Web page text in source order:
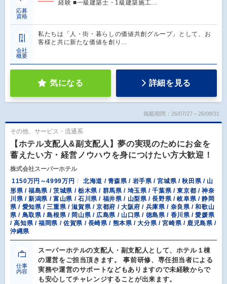
応募
資格
経験 ■一級建築士・1級建築施工…
会社
概要
私たちは「人・街・暮らしの価値共創グループ」として、お
客様と共に新たな価値を創り…
気になる 詳細を見る
掲載期間：26/07/27～26/08/31
その他、サービス・流通系
【ホテル支配人&副支配人】夢の実現のためにお金を
蓄えたい方・経営ノウハウを身につけたい方大歓迎！
株式会社スーパーホテル
1150万円～4999万円
北海道 / 青森県 / 岩手県 / 宮城県 / 秋田県 / 山
形県 / 福島県 / 茨城県 / 栃木県 / 群馬県 / 埼玉県 / 千葉県 / 東京都 / 神奈
川県 / 新潟県 / 富山県 / 石川県 / 福井県 / 山梨県 / 長野県 / 岐阜県 / 静岡
県 / 愛知県 / 三重県 / 滋賀県 / 京都府 / 大阪府 / 兵庫県 / 奈良県 / 和歌山
県 / 鳥取県 / 島根県 / 岡山県 / 広島県 / 山口県 / 徳島県 / 香川県 / 愛媛県
/ 高知県 / 福岡県 / 佐賀県 / 長崎県 / 熊本県 / 大分県 / 宮崎県 / 鹿児島県 /
沖縄県
仕事
内容
スーパーホテルの支配人・副支配人として、ホテル１棟
の運営をご担当頂きます。 事前研修、専任担当者による
実務や運営のサポートなどもありますので未経験からで
も安心してチャレンジすることが出来ます。